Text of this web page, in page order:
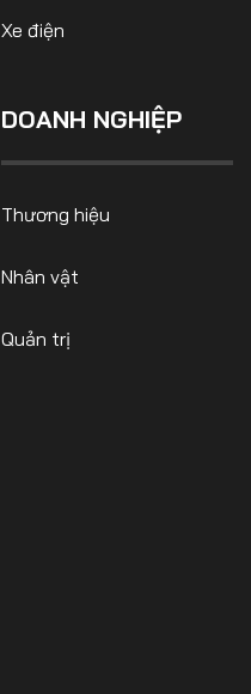
Xe điện
DOANH NGHIỆP
Thương hiệu
Nhân vật
Quản trị